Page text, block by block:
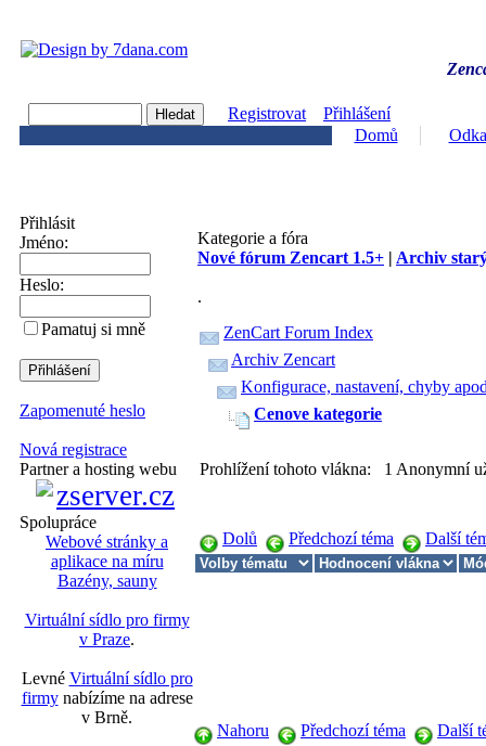
Registrovat
Přihlášení
Domů
Přihlásit
Jméno:
Heslo:
Pamatuj si mně
Zapomenuté heslo
Nová registrace
Partner a hosting webu
Spolupráce
Webové stránky a
aplikace na míru
Bazény, sauny
Virtuální sídlo pro firmy
v Praze.
Levné Virtuální sídlo pro
firmynabízíme na adrese
v Brně.
Kategorie a fóra
Nové fórum Zencart 1.5+ | Archiv
.
ZenCart Forum Index
Archiv Zencart
Konfigurace, nastavení, chyby
Cenove kategorie
Prohlížení tohoto vlákna: 1 Anonymní
Dolů Předchozí téma Další
Nahoru Předchozí téma
Další